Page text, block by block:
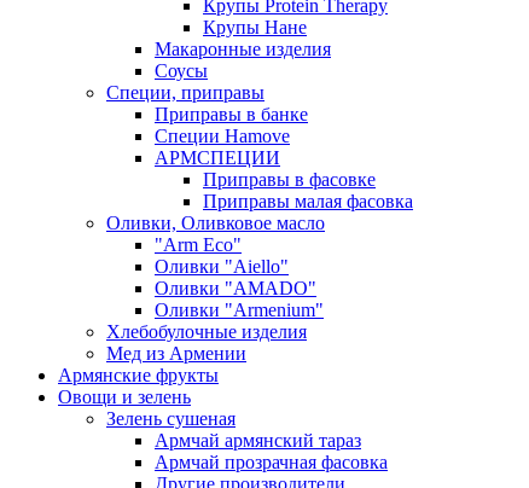
Крупы Protein Therapy
Крупы Нане
Макаронные изделия
Соусы
Специи, приправы
Приправы в банке
Специи Hamove
АРМСПЕЦИИ
Приправы в фасовке
Приправы малая фасовка
Оливки, Оливковое масло
"Arm Eco"
Оливки "Aiello"
Оливки "AMADO"
Оливки "Armenium"
Хлебобулочные изделия
Мед из Армении
Армянские фрукты
Овощи и зелень
Зелень сушеная
Армчай армянский тараз
Армчай прозрачная фасовка
Другие производители